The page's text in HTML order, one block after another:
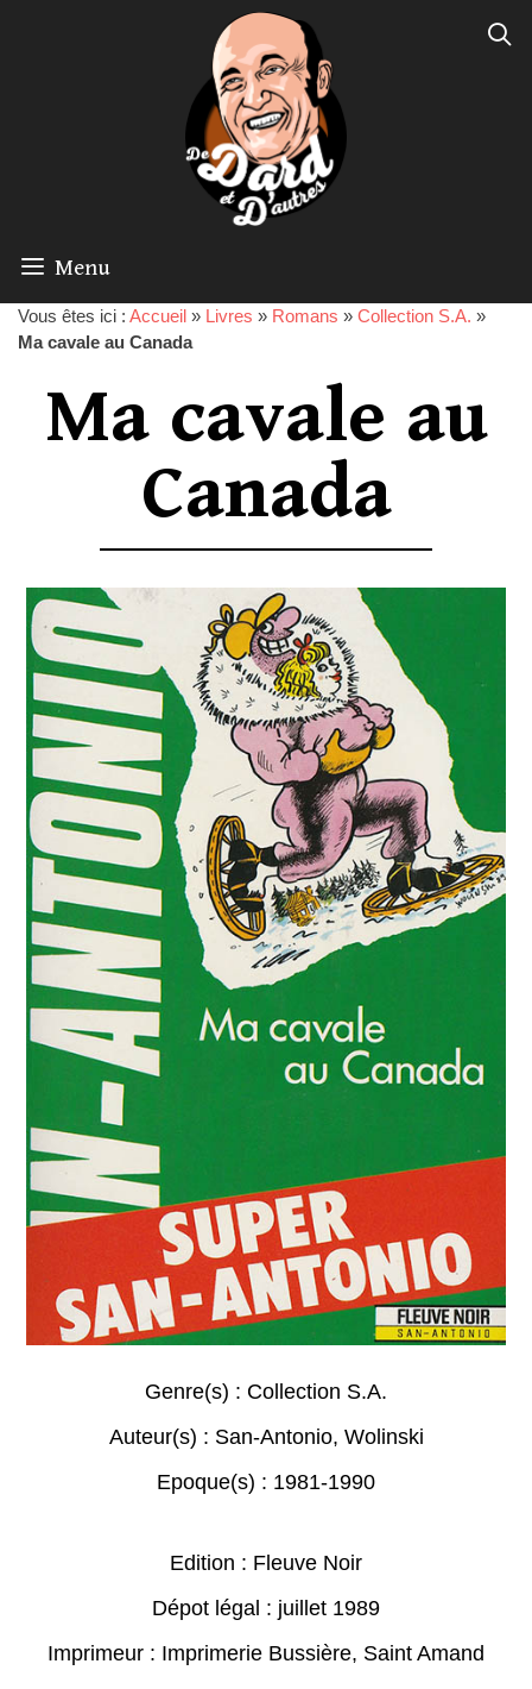
Menu
Vous êtes ici : Accueil » Livres » Romans » Collection S.A. »
Ma cavale au Canada
Ma cavale au
Canada
Genre(s) : Collection S.A.
Auteur(s) : San-Antonio, Wolinski
Epoque(s) : 1981-1990
Edition : Fleuve Noir
Dépot légal : juillet 1989
Imprimeur : Imprimerie Bussière, Saint Amand